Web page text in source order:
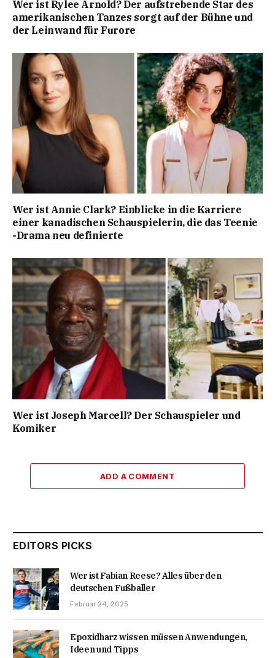
Wer ist Rylee Arnold? Der aufstrebende Star des
amerikanischen Tanzes sorgt auf der Bühne und
der Leinwand für Furore
Wer ist Annie Clark? Einblicke in die Karriere
einer kanadischen Schauspielerin, die das Teenie
-Drama neu definierte
Wer ist Joseph Marcell? Der Schauspieler und
Komiker
ADD A COMMENT
EDITORS PICKS
Wer ist Fabian Reese? Alles über den
deutschen Fußballer
Februar 24, 2025
Epoxidharz wissen müssen Anwendungen,
Ideen und Tipps